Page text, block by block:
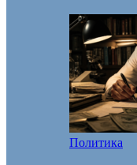
Политика